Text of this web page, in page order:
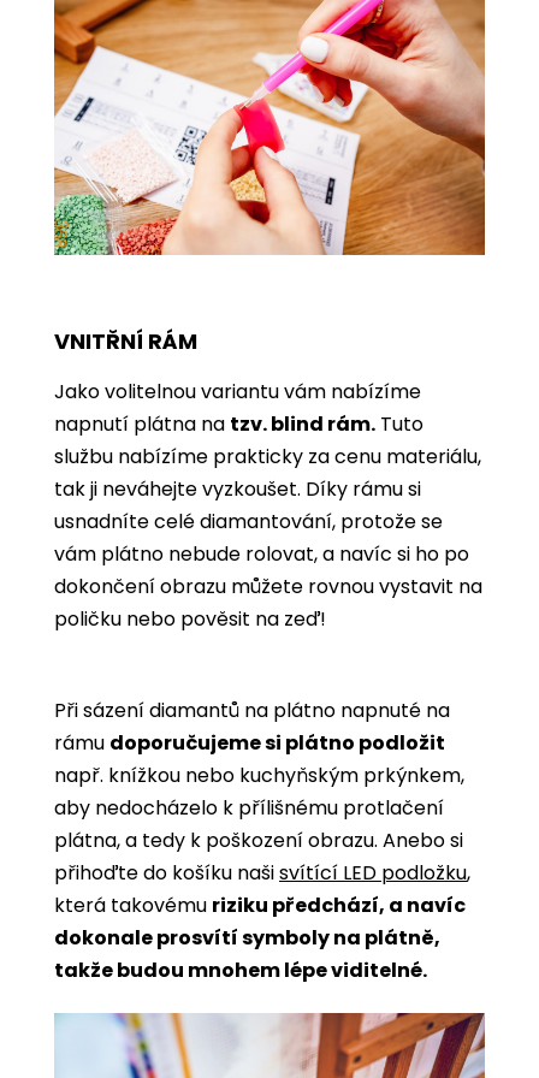
VNITŘNÍ RÁM
Jako volitelnou variantu vám nabízíme
napnutí plátna na tzv. blind rám. Tuto
službu nabízíme prakticky za cenu materiálu,
tak ji neváhejte vyzkoušet. Díky rámu si
usnadníte celé diamantování, protože se
vám plátno nebude rolovat, a navíc si ho po
dokončení obrazu můžete rovnou vystavit na
poličku nebo pověsit na zeď!
Při sázení diamantů na plátno napnuté na
rámu doporučujeme si plátno podložit
např. knížkou nebo kuchyňským prkýnkem,
aby nedocházelo k přílišnému protlačení
plátna, a tedy k poškození obrazu. Anebo si
přihoďte do košíku našisvítící LED podložku,
která takovému riziku předchází, a navíc
dokonale prosvítí symboly na plátně,
takže budou mnohem lépe viditelné.